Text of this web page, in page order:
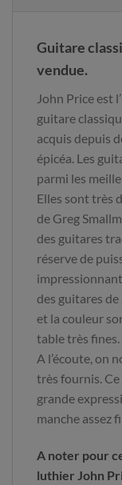
Guitare
vendue.
John Price est
guitare
acquis depuis
épicéa. Les
parmi les
Elles sont très
de Greg
des guitares
réserve de
des guitares de
et la couleur
table très fines.
A l’écoute, on
très fournis. Ce
grande
manche assez
A noter pour
luthier John